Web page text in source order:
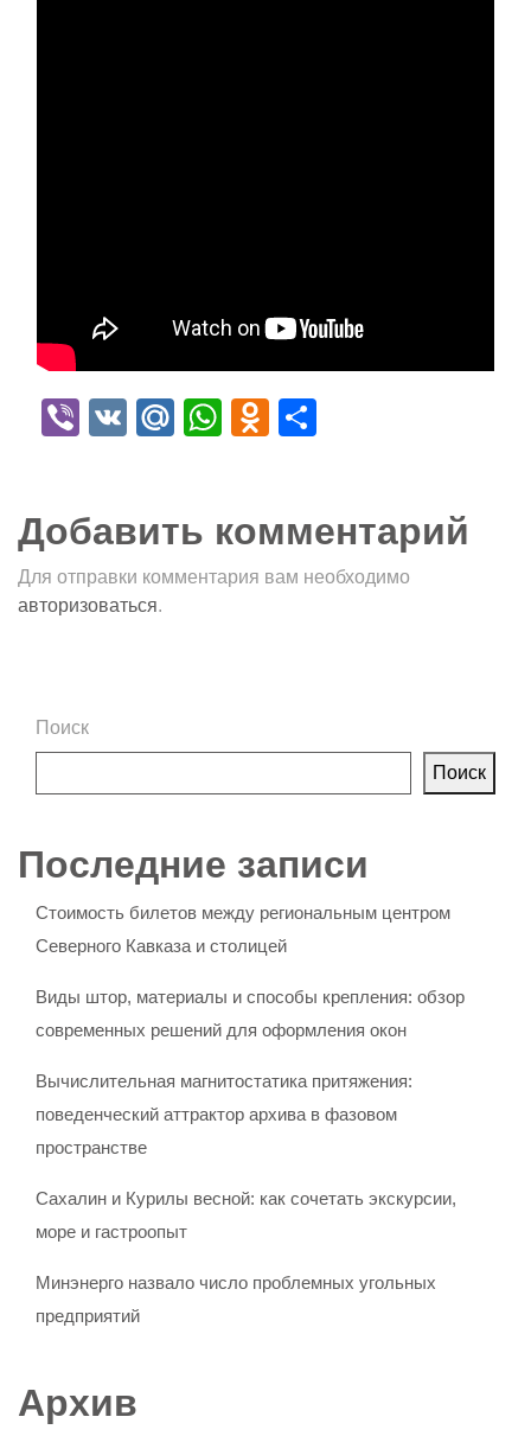
Viber
VK Mail.Ru
WhatsApp
Odnoklassniki
Добавить комментарий
Для отправки комментария вам необходимо
авторизоваться.
Поиск
Поиск
Последние записи
Стоимость билетов между региональным центром
Северного Кавказа и столицей
Виды штор, материалы и способы крепления: обзор
современных решений для оформления окон
Вычислительная магнитостатика притяжения:
поведенческий аттрактор архива в фазовом
пространстве
Сахалин и Курилы весной: как сочетать экскурсии,
море и гастроопыт
Минэнерго назвало число проблемных угольных
предприятий
Архив